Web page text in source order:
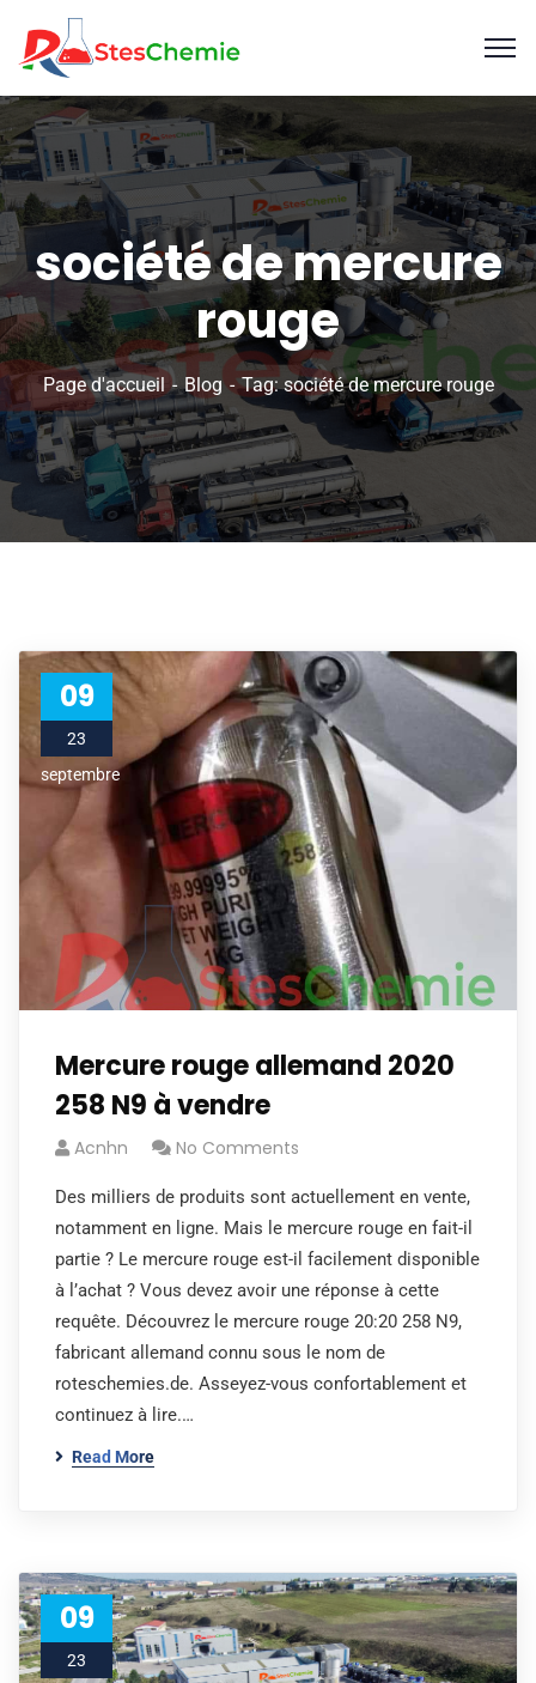
société de mercure
rouge
Page d'accueil Blog Tag: société de mercure rouge
09
23
septembre
Mercure rouge allemand 2020
258 N9 à vendre
Acnhn No Comments
Des milliers de produits sont actuellement en vente,
notamment en ligne. Mais le mercure rouge en fait-il
partie ? Le mercure rouge est-il facilement disponible
à l’achat ? Vous devez avoir une réponse à cette
requête. Découvrez le mercure rouge 20:20 258 N9,
fabricant allemand connu sous le nom de
roteschemies.de. Asseyez-vous confortablement et
continuez à lire.…
Read More
09
23